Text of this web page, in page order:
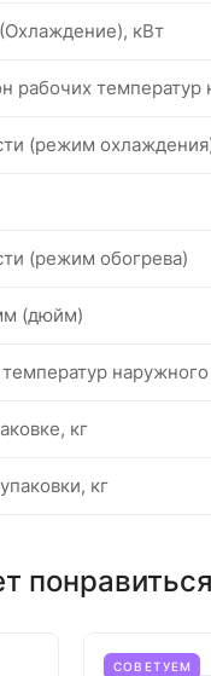
кВт
рабочих температур
(режим
(режим обогрева)
(дюйм)
температур
кг
кг
понравиться
СОВЕТУЕМ